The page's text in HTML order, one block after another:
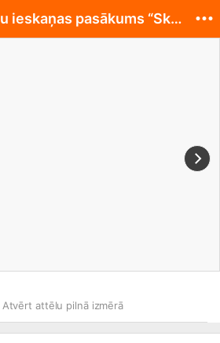
Atvērt attēlu pilnā izmērā
Dziesmu svētku ieskaņas pasākums “Skola pilsētā”